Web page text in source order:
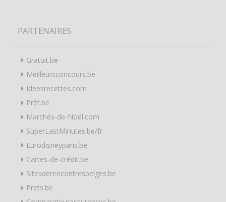
PARTENAIRES
Gratuit.be
Meilleursconcours.be
Ideesrecettes.com
Prêt.be
Marchés-de-Noël.com
SuperLastMinutes.be/fr
Eurodisneyparis.be
Cartes-de-crédit.be
Sitesderencontresbelges.be
Prets.be